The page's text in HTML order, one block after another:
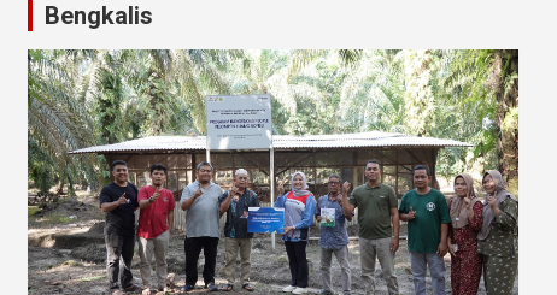
Bengkalis